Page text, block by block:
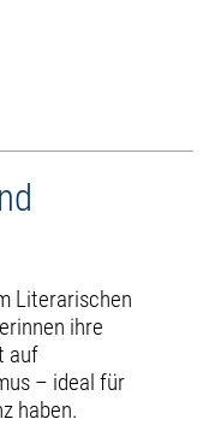
Literarischen
ihre
auf
– ideal für
haben.